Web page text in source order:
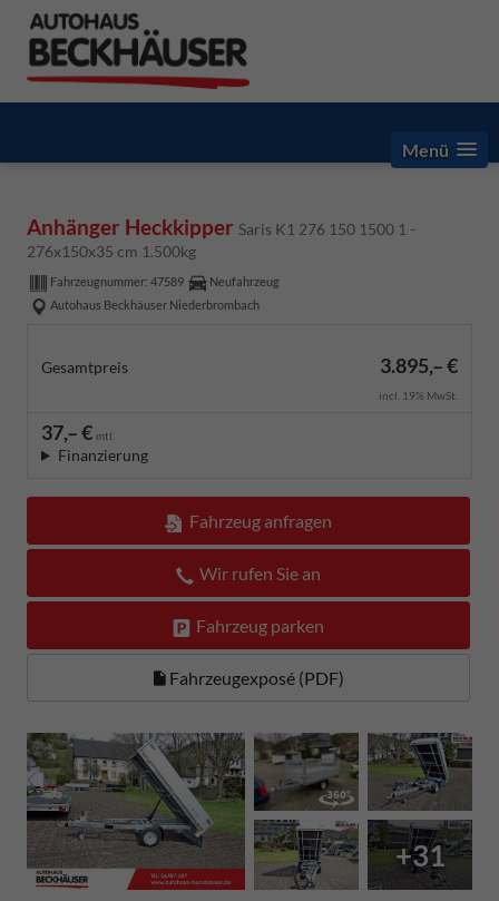
Menü
Anhänger Heckkipper Saris K1 276 150 1500 1 -
276x150x35 cm 1.500kg
Fahrzeugnummer: 47589
Neufahrzeug
Autohaus Beckhäuser Niederbrombach
Gesamtpreis 3.895,– €
incl. 19% MwSt.
37,– € mtl.
Finanzierung
Fahrzeug anfragen
Wir rufen Sie an
Fahrzeug parken
Fahrzeugexposé (PDF)
+31